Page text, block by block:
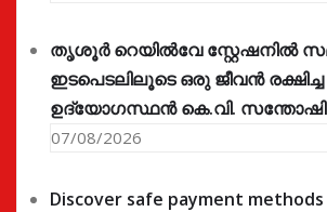
തൃശൂർ റെയിൽവേ സ്റ്റേഷനിൽ
ഇടപെടലിലൂടെ ഒരു ജീവൻ
ഉദ്യോഗസ്ഥൻ കെ.വി.
07/08/2026
Discover safe payment